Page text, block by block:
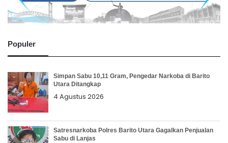
Populer
Simpan Sabu 10,11 Gram, Pengedar Narkoba di Barito
Utara Ditangkap
4 Agustus 2026
Satresnarkoba Polres Barito Utara Gagalkan Penjualan
Sabu di Lanjas